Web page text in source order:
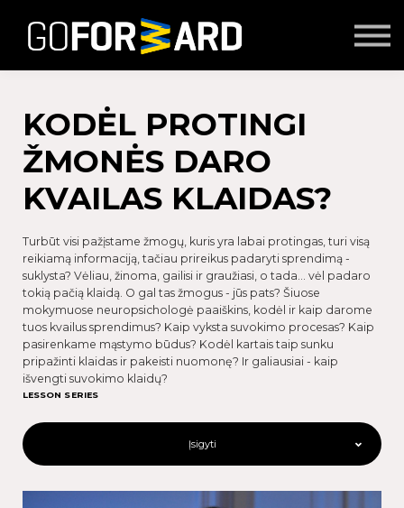
Seminarai
Prisijungti
KODĖL PROTINGI
ŽMONĖS DARO
KVAILAS KLAIDAS?
Turbūt visi pažįstame žmogų, kuris yra labai protingas, turi visą
reikiamą informaciją, tačiau prireikus padaryti sprendimą -
suklysta? Vėliau, žinoma, gailisi ir graužiasi, o tada… vėl padaro
tokią pačią klaidą. O gal tas žmogus - jūs pats? Šiuose
mokymuose neuropsichologė paaiškins, kodėl ir kaip darome
tuos kvailus sprendimus? Kaip vyksta suvokimo procesas? Kaip
pasirenkame mąstymo būdus? Kodėl kartais taip sunku
pripažinti klaidas ir pakeisti nuomonę? Ir galiausiai - kaip
išvengti suvokimo klaidų?
LESSON SERIES
Įsigyti